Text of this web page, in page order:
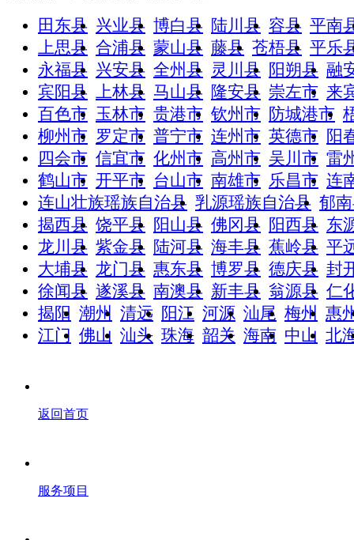
田东县 兴业县 博白县 陆川县 容县 平南
上思县 合浦县 蒙山县 藤县 苍梧县 平乐
永福县 兴安县 全州县 灵川县 阳朔县 融
宾阳县
上林县 马山县 隆安县 崇左市 来
百色市 玉林市 贵港市 钦州市 防城港市
柳州市 罗定市 普宁市 连州市 英德市 阳
四会市 信宜市 化州市 高州市 吴川市 雷
鹤山市 开平市 台山市 南雄市 乐昌市 连
连山壮族瑶族自治县 乳源瑶族自治县 郁
揭西县 饶平县 阳山县 佛冈县 阳西县 东
龙川县 紫金县 陆河县 海丰县 蕉岭县 平
大埔县 龙门县 惠东县 博罗县 德庆县 封
徐闻县 遂溪县 南澳县 新丰县 翁源县 仁
揭阳 潮州 清远 阳江 河源 汕尾 梅州 惠
江门 佛山 汕头 珠海 韶关 海南 中山 北
返回首页
服务项目